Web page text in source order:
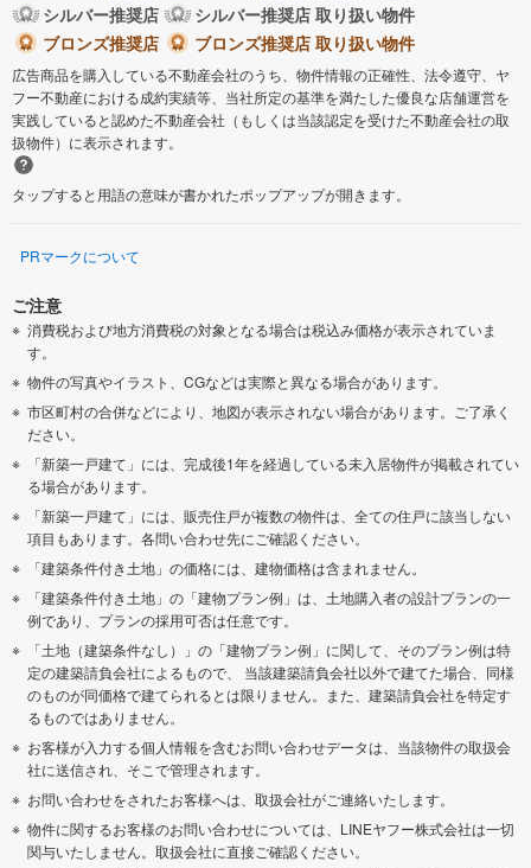
シルバー推奨店
シルバー推奨店 取り扱い物件
ブロンズ推奨店
ブロンズ推奨店 取り扱い物件
広告商品を購入している不動産会社のうち、物件情報の正確性、法令遵守、ヤ
フー不動産における成約実績等、当社所定の基準を満たした優良な店舗運営を
実践していると認めた不動産会社（もしくは当該認定を受けた不動産会社の取
扱物件）に表示されます。
タップすると用語の意味が書かれたポップアップが開きます。
PRマークについて
ご注意
消費税および地方消費税の対象となる場合は税込み価格が表示されていま
す。
物件の写真やイラスト、CGなどは実際と異なる場合があります。
市区町村の合併などにより、地図が表示されない場合があります。ご了承く
ださい。
「新築一戸建て」には、完成後1年を経過している未入居物件が掲載されてい
る場合があります。
「新築一戸建て」には、販売住戸が複数の物件は、全ての住戸に該当しない
項目もあります。各問い合わせ先にご確認ください。
「建築条件付き土地」の価格には、建物価格は含まれません。
「建築条件付き土地」の「建物プラン例」は、土地購入者の設計プランの一
例であり、プランの採用可否は任意です。
「土地（建築条件なし）」の「建物プラン例」に関して、そのプラン例は特
定の建築請負会社によるもので、 当該建築請負会社以外で建てた場合、同様
のものが同価格で建てられるとは限りません。また、建築請負会社を特定す
るものではありません。
お客様が入力する個人情報を含むお問い合わせデータは、当該物件の取扱会
社に送信され、そこで管理されます。
お問い合わせをされたお客様へは、取扱会社がご連絡いたします。
物件に関するお客様のお問い合わせについては、LINEヤフー株式会社は一切
関与いたしません。取扱会社に直接ご確認ください。